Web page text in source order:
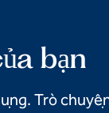
bạn
Trò